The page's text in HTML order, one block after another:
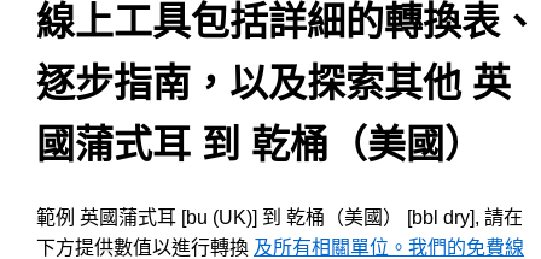
線上工具包括詳細的轉換表、
逐步指南，以及探索其他 英
國蒲式耳 到 乾桶（美國）
範例 英國蒲式耳 [bu (UK)] 到 乾桶（美國） [bbl dry], 請在
下方提供數值以進行轉換 及所有相關單位。我們的免費線